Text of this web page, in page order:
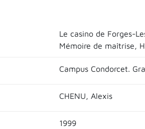
Le casino de Forges-
Mémoire de maîtrise,
Campus Condorcet.
CHENU, Alexis
1999